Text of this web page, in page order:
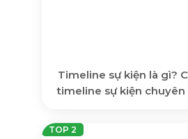
Timeline sự kiện là gì?
timeline sự kiện